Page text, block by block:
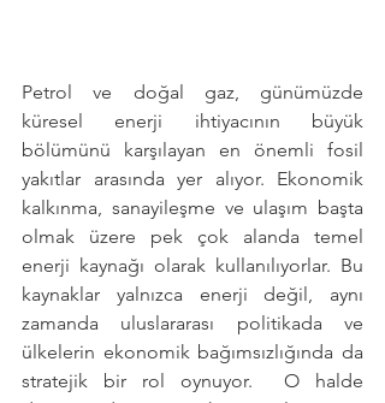
Petrol ve doğal gaz, günümüzde
küresel enerji ihtiyacının büyük
bölümünü karşılayan en önemli fosil
yakıtlar arasında yer alıyor. Ekonomik
kalkınma, sanayileşme ve ulaşım başta
olmak üzere pek çok alanda temel
enerji kaynağı olarak kullanılıyorlar. Bu
kaynaklar yalnızca enerji değil, aynı
zamanda uluslararası politikada ve
ülkelerin ekonomik bağımsızlığında da
stratejik bir rol oynuyor.  O halde